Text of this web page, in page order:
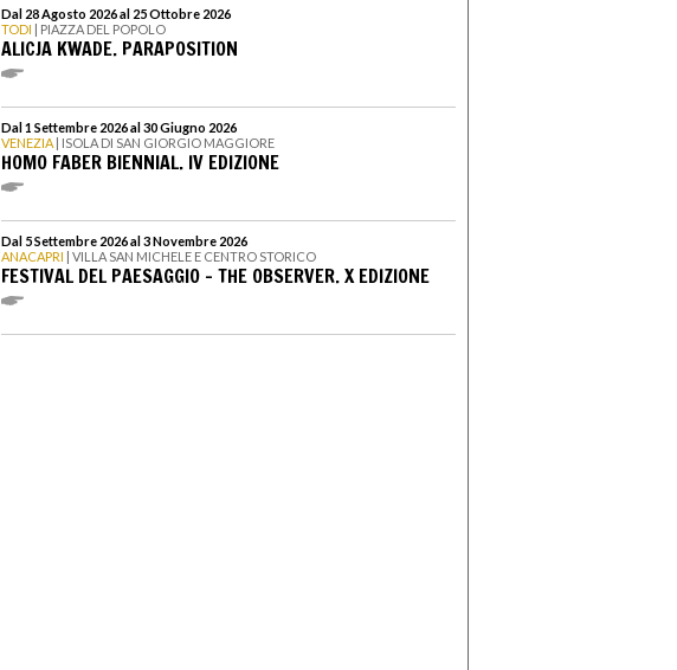
Dal 28 Agosto 2026 al 25 Ottobre 2026
TODI | PIAZZA DEL POPOLO
ALICJA KWADE. PARAPOSITION
Dal 1 Settembre 2026 al 30 Giugno 2026
VENEZIA | ISOLA DI SAN GIORGIO MAGGIORE
HOMO FABER BIENNIAL. IV EDIZIONE
Dal 5 Settembre 2026 al 3 Novembre 2026
ANACAPRI | VILLA SAN MICHELE E CENTRO STORICO
FESTIVAL DEL PAESAGGIO - THE OBSERVER. X EDIZIONE